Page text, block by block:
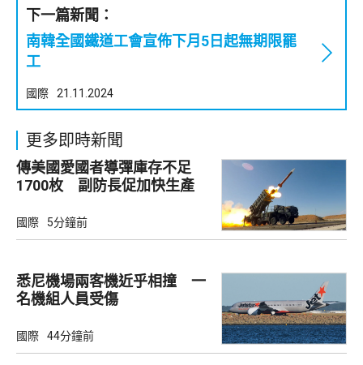
下一篇新聞：
南韓全國鐵道工會宣佈下月5日起無期限罷
工
國際 21.11.2024
更多即時新聞
傳美國愛國者導彈庫存不足
1700枚 副防長促加快生產
國際 5分鐘前
悉尼機場兩客機近乎相撞 一
名機組人員受傷
國際 44分鐘前